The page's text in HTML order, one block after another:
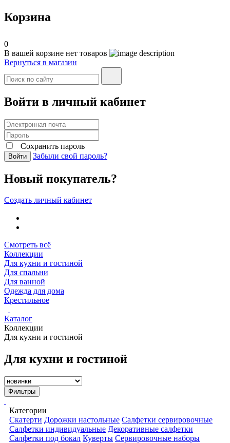
Корзина
0
В вашей корзине нет товаров
Вернуться в магазин
Войти в личный кабинет
Сохранить пароль
Войти Забыли свой пароль?
Новый покупатель?
Создать личный кабинет
Смотреть всё
Коллекции
Для кухни и гостиной
Для спальни
Для ванной
Одежда для дома
Крестильное
Каталог
Коллекции
Для кухни и гостиной
Для кухни и гостиной
Фильтры
Категории
Скатерти Дорожки настольные Салфетки сервировочные
Салфетки индивидуальные Декоративные салфетки
Салфетки под бокал Куверты Сервировочные наборы